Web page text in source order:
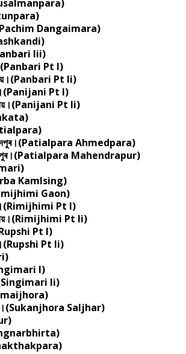
Dangaimara)
Iii)
Pt I)
Pt Ii)
Pt I)
Pt Ii)
Ahmedpara)
Mahendrapur)
Kamlsing)
Gaon)
আই।(Rimijhimi Pt I)
Pt Ii)
Pt I)
Pt Ii)
I)
Ii)
Saljhar)